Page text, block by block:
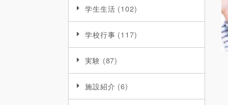
学生生活 (102)
学校行事 (117)
実験 (87)
施設紹介 (6)